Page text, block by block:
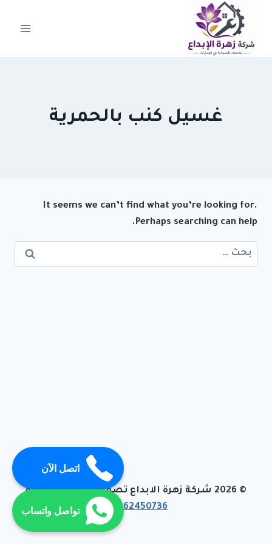
التجاوز
المحتوى
غسيل كنب بالحمرية
It seems we can’t find what you’re looking for.
Perhaps searching can help.
البحث
عن:
© 2026 شركة زهرة الابداع تصميم وبرمجة تيفاجو
01062450736
اتصل الآن
تواصل واتساب